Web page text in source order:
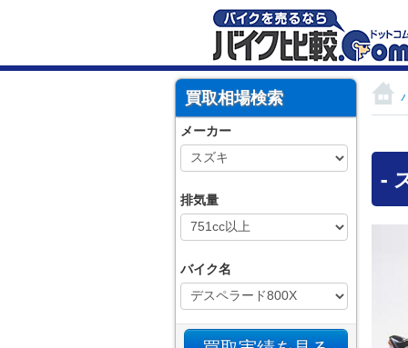
-
買取相場検索
メーカー
排気量
バイク名